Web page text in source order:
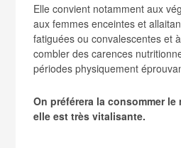
Elle convient notamment aux
aux femmes enceintes et
fatiguées ou convalescentes et
combler des carences
périodes physiquement
On préférera la consommer
elle est très vitalisante.